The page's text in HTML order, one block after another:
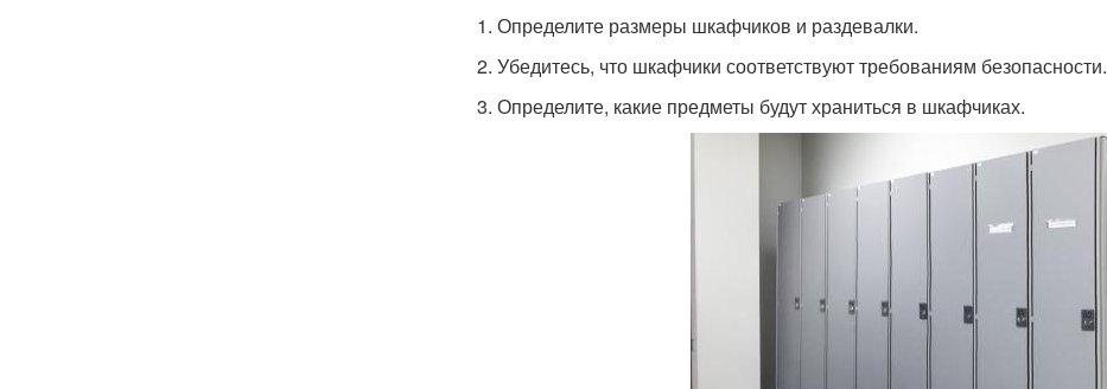
1. Определите размеры шкафчиков и раздевалки.
2. Убедитесь, что шкафчики соответствуют требованиям безопасности.
3. Определите, какие предметы будут храниться в шкафчиках.